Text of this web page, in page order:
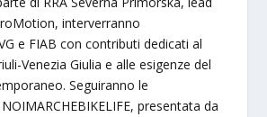
interverranno
e FIAB con contributi dedicati al
Venezia Giulia e alle esigenze del
Seguiranno le
presentata da